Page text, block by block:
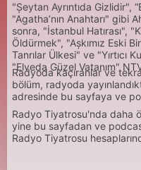
"Şeytan Ayrıntıda Gizlidir",
"Agatha’nın Anahtarı" gibi
sonra, "İstanbul Hatırası",
Öldürmek", "Aşkımız Eski
Tanrılar Ülkesi" ve "Yırtıcı
"Elveda Güzel Vatanım"
Radyoda kaçıranlar ve
bölüm, radyoda
adresinde bu sayfaya ve
Radyo Tiyatrosu'nda daha
yine bu sayfadan ve
Radyo Tiyatrosu